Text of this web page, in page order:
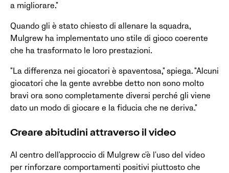
a migliorare."
Quando gli è stato chiesto di allenare la squadra,
Mulgrew ha implementato uno stile di gioco coerente
che ha trasformato le loro prestazioni.
"La differenza nei giocatori è spaventosa," spiega. "Alcuni
giocatori che la gente avrebbe detto non sono molto
bravi ora sono completamente diversi perché gli viene
dato un modo di giocare e la fiducia che ne deriva."
Creare abitudini attraverso il video
Al centro dell'approccio di Mulgrew c'è l'uso del video
per rinforzare comportamenti positivi piuttosto che